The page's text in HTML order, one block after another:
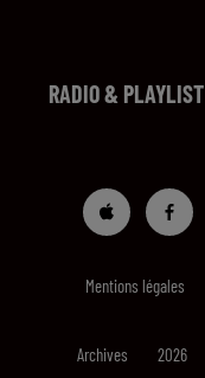
RADIO & PLAYLIST
Mentions légales
Archives 2026